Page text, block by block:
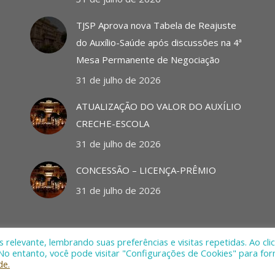
TJSP Aprova nova Tabela de Reajuste
do Auxílio-Saúde após discussões na 4ª
Mesa Permanente de Negociação
31 de julho de 2026
ATUALIZAÇÃO DO VALOR DO AUXÍLIO
CRECHE-ESCOLA
31 de julho de 2026
CONCESSÃO – LICENÇA-PRÊMIO
31 de julho de 2026
lembrando suas preferências e visitas repetidas. Ao
entanto, você pode visitar "Configurações de Cookies" para